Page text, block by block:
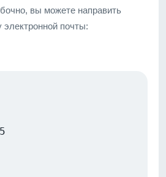
вы можете направить
почты: